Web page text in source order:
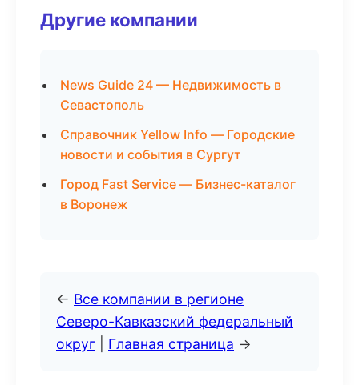
Другие компании
News Guide 24 — Недвижимость в
Севастополь
Справочник Yellow Info — Городские
новости и события в Сургут
Город Fast Service — Бизнес-каталог
в Воронеж
← Все компании в регионе
Северо-Кавказский федеральный
округ
Главная страница →